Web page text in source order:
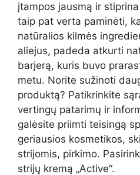
įtampos jausmą ir
taip pat verta paminėti,
natūralios kilmės
aliejus, padeda atkurti
barjerą, kuris buvo
metu. Norite sužinoti
produktą? Patikrinkite
vertingų patarimų ir
galėsite priimti teisingą
geriausios kosmetikos,
strijomis, pirkimo.
strijų kremą „Active“.